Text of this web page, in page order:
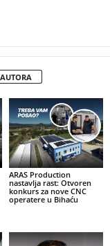
ARAS Production
nastavlja rast: Otvoren
konkurs za nove CNC
operatere u Bihaću